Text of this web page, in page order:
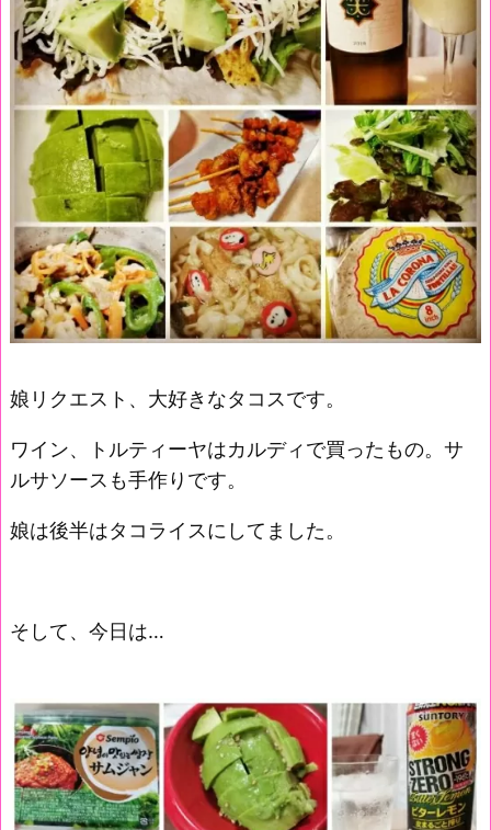
娘リクエスト、大好きなタコスです。
ワイン、トルティーヤはカルディで買ったもの。サ
ルサソースも手作りです。
娘は後半はタコライスにしてました。
そして、今日は…